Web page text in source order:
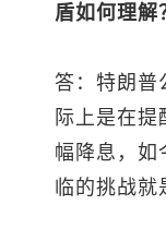
盾如何理解
答：特朗普
际上是在
幅降息，如
临的挑战就